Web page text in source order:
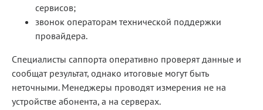
сервисов;
звонок операторам технической поддержки
провайдера.
Специалисты саппорта оперативно проверят данные и
сообщат результат, однако итоговые могут быть
неточными. Менеджеры проводят измерения не на
устройстве абонента, а на серверах.